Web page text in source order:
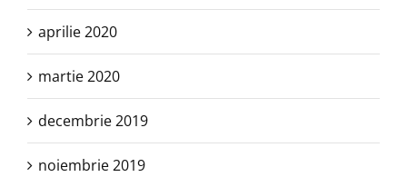
aprilie 2020
martie 2020
decembrie 2019
noiembrie 2019